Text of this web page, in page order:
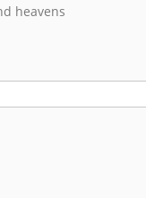
heavens